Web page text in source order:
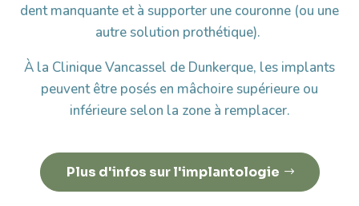
dent manquante et à supporter une couronne (ou une
autre solution prothétique).
À la Clinique Vancassel de Dunkerque, les implants
peuvent être posés en mâchoire supérieure ou
inférieure selon la zone à remplacer.
Plus d'infos sur l'implantologie